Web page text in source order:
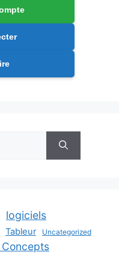
logiciels
Tableur Uncategorized